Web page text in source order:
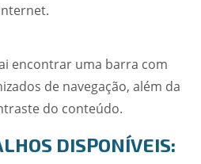
encontrar uma barra com
de navegação, além da
do conteúdo.
DISPONÍVEIS: